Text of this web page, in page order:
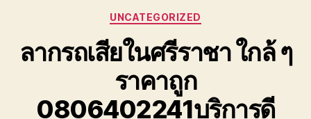
Categories
UNCATEGORIZED
ลากรถเสียในศรีราชา ใกล้ ๆ
ราคาถูก
0806402241บริการดี